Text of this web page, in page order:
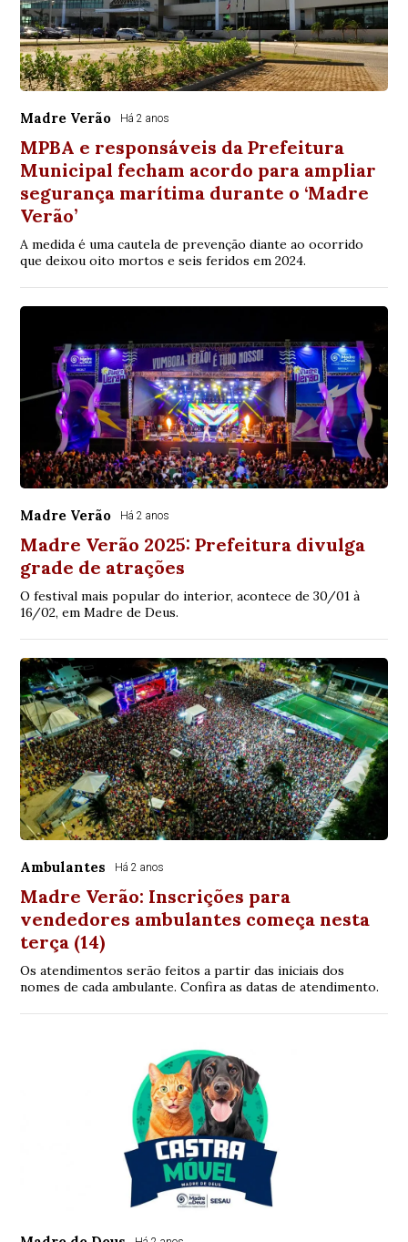
Madre Verão Há 2 anos
MPBA e responsáveis da Prefeitura
Municipal fecham acordo para ampliar
segurança marítima durante o ‘Madre
Verão’
A medida é uma cautela de prevenção diante ao ocorrido
que deixou oito mortos e seis feridos em 2024.
Madre Verão Há 2 anos
Madre Verão 2025: Prefeitura divulga
grade de atrações
O festival mais popular do interior, acontece de 30/01 à
16/02, em Madre de Deus.
Ambulantes Há 2 anos
Madre Verão: Inscrições para
vendedores ambulantes começa nesta
terça (14)
Os atendimentos serão feitos a partir das iniciais dos
nomes de cada ambulante. Confira as datas de atendimento.